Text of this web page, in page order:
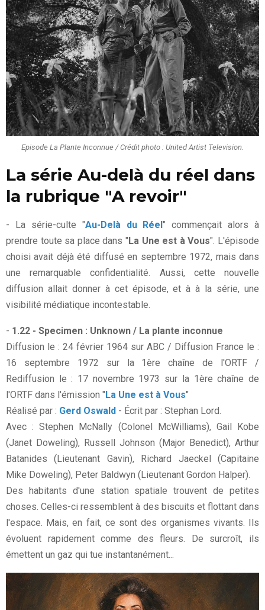
Episode La Plante Inconnue / Crédit photo : United Artist Television.
La série Au-delà du réel dans
la rubrique "A revoir"
- La série-culte "Au-Delà du Réel" commençait alors à
prendre toute sa place dans " La Une est à Vous". L'épisode
choisi avait déjà été diffusé en septembre 1972, mais dans
une remarquable confidentialité. Aussi, cette nouvelle
diffusion allait donner à cet épisode, et à à la série, une
visibilité médiatique incontestable.
- 1.22 - Specimen : Unknown / La plante inconnue
Diffusion le : 24 février 1964 sur ABC / Diffusion France le :
16 septembre 1972 sur la 1ère chaîne de l'ORTF /
Rediffusion le : 17 novembre 1973 sur la 1ère chaîne de
l'ORTF dans l'émission " La Une est à Vous"
Réalisé par : Gerd Oswald - Écrit par : Stephan Lord.
Avec : Stephen McNally (Colonel McWilliams), Gail Kobe
(Janet Doweling), Russell Johnson (Major Benedict), Arthur
Batanides (Lieutenant Gavin), Richard Jaeckel (Capitaine
Mike Doweling), Peter Baldwyn (Lieutenant Gordon Halper).
Des habitants d'une station spatiale trouvent de petites
choses. Celles-ci ressemblent à des biscuits et flottant dans
l'espace. Mais, en fait, ce sont des organismes vivants. Ils
évoluent rapidement comme des fleurs. De surcroît, ils
émettent un gaz qui tue instantanément...